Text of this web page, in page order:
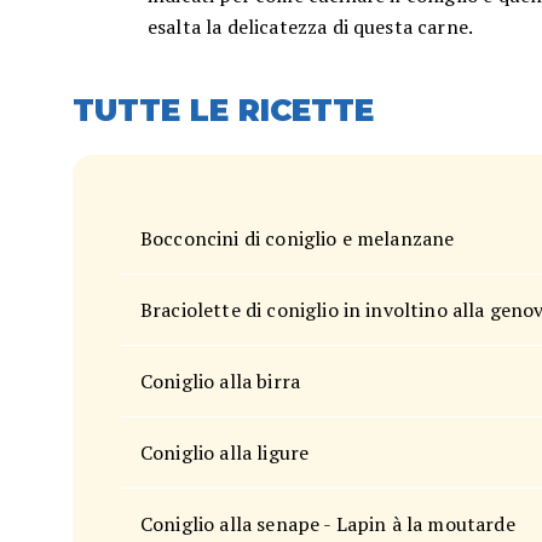
esalta la delicatezza di questa carne.
TUTTE LE RICETTE
Bocconcini di coniglio e melanzane
Braciolette di coniglio in involtino alla
Coniglio alla birra
Coniglio alla ligure
Coniglio alla senape - Lapin à la moutarde